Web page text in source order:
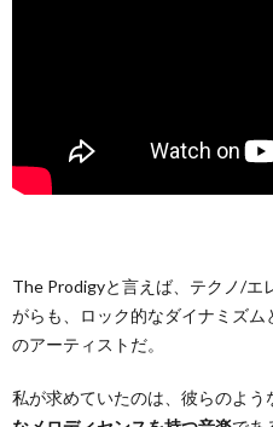
The Prodigyと言えば、テクノ/エ
がらも、ロック的なダイナミズ
のアーティストだ。
私が求めていたのは、彼らのよう